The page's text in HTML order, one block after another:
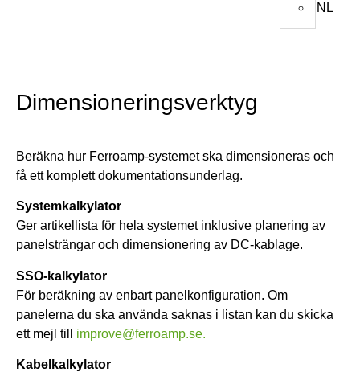
NL
Dimensioneringsverktyg
Beräkna hur Ferroamp-systemet ska dimensioneras och
få ett komplett dokumentationsunderlag.
Systemkalkylator
Ger artikellista för hela systemet inklusive planering av
panelsträngar och dimensionering av DC-kablage.
SSO-kalkylator
För beräkning av enbart panelkonfiguration. Om
panelerna du ska använda saknas i listan kan du skicka
ett mejl till improve@ferroamp.se.
Kabelkalkylator